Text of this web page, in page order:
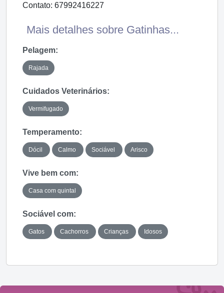
Contato: 67992416227
Mais detalhes sobre Gatinhas...
Pelagem:
Rajada
Cuidados Veterinários:
Vermifugado
Temperamento:
Dócil Calmo Sociável Arisco
Vive bem com:
Casa com quintal
Sociável com:
Gatos Cachorros Crianças Idosos